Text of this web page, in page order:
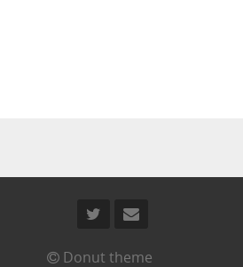
Donut theme